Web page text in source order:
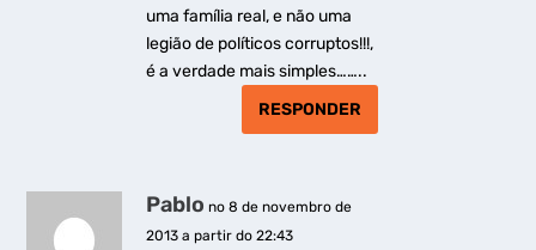
uma família real, e não uma
legião de políticos corruptos!!!,
é a verdade mais simples……..
RESPONDER
Pablo no 8 de novembro de
2013 a partir do 22:43